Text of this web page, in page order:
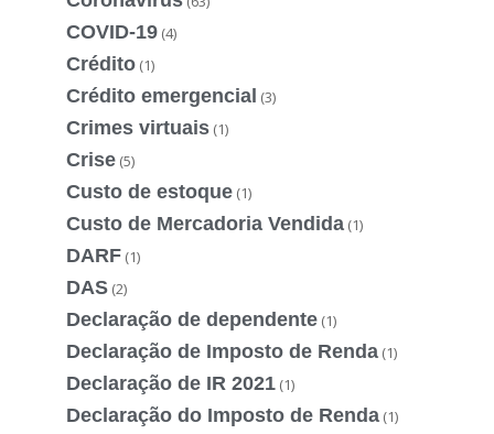
COVID-19 (4)
Crédito (1)
Crédito emergencial (3)
Crimes virtuais (1)
Crise (5)
Custo de estoque (1)
Custo de Mercadoria Vendida (1)
DARF (1)
DAS (2)
Declaração de dependente (1)
Declaração de Imposto de Renda (1)
Declaração de IR 2021 (1)
Declaração do Imposto de Renda (1)